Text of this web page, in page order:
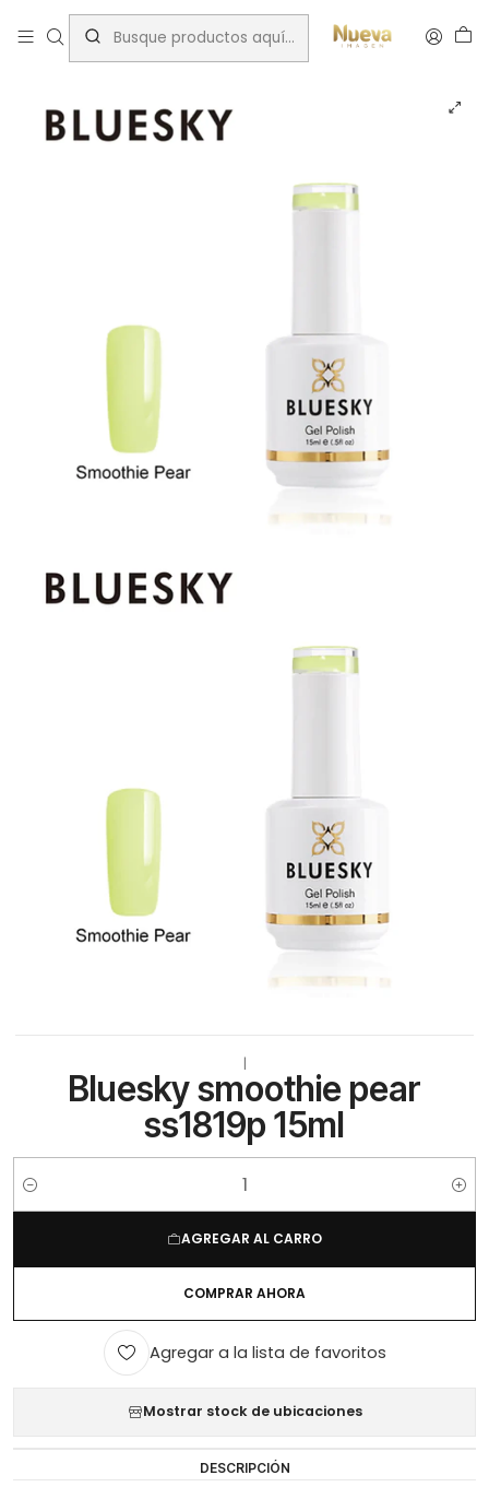
Insumos Manicure Bluesky smoothie pear ss1819p 15ml
Bluesky smoothie pear
ss1819p 15ml
Cantidad
AGREGAR AL CARRO
COMPRAR AHORA
Agregar a la lista de favoritos
Mostrar stock de ubicaciones
DESCRIPCIÓN